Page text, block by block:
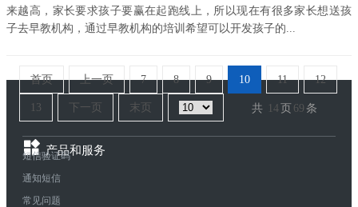
来越高，家长要求孩子要赢在起跑线上，所以现在有很多家长想送孩
子去早教机构，通过早教机构的培训希望可以开发孩子的...
首页 上一页 7 8 9 10 11 12
13 下一页 末页 共 14 页 69 条
产品和服务
短信验证码
通知短信
常见问题